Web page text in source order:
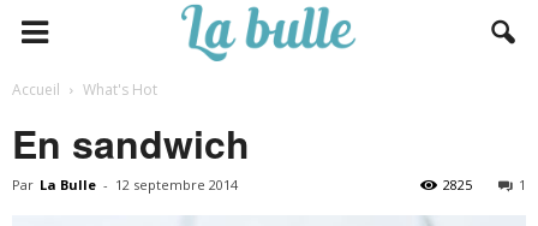
Accueil What's Hot
En sandwich
Par La Bulle - 12 septembre 2014 1
2825